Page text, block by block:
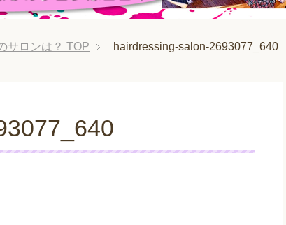
サロンは？ TOP hairdressing-salon-2693077_640